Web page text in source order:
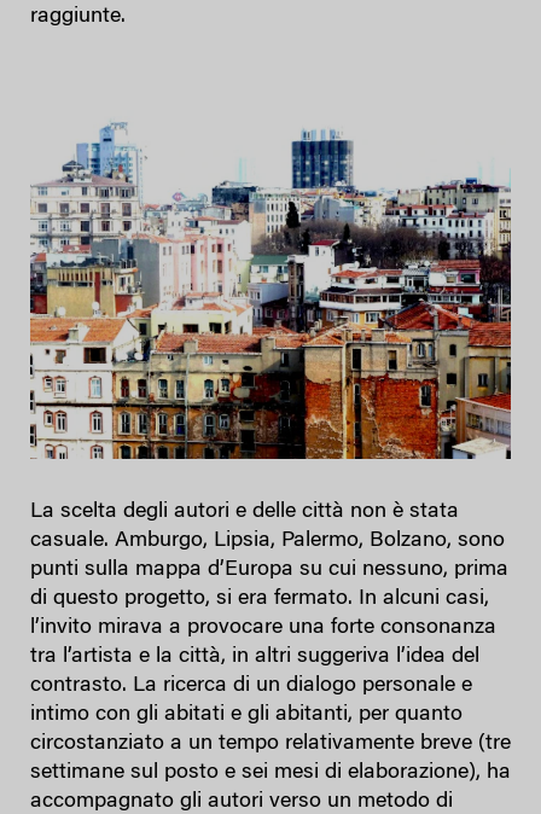
raggiunte.
La scelta degli autori e delle città non è stata
casuale. Amburgo, Lipsia, Palermo, Bolzano, sono
punti sulla mappa d’Europa su cui nessuno, prima
di questo progetto, si era fermato. In alcuni casi,
l’invito mirava a provocare una forte consonanza
tra l’artista e la città, in altri suggeriva l’idea del
contrasto. La ricerca di un dialogo personale e
intimo con gli abitati e gli abitanti, per quanto
circostanziato a un tempo relativamente breve (tre
settimane sul posto e sei mesi di elaborazione), ha
accompagnato gli autori verso un metodo di